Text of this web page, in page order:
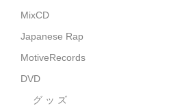
タオル・リストバンド
トートバッグ
全商品
MixCD
Japanese Rap
MotiveRecords
DVD
グ ッ ズ